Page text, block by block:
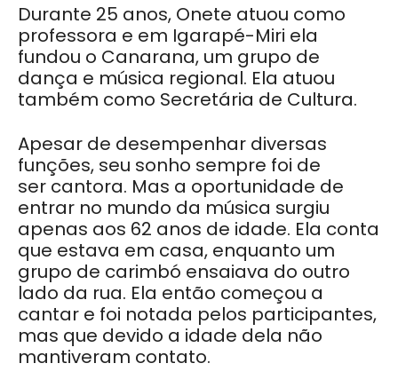
Durante 25 anos, Onete atuou como
professora e em Igarapé-Miri ela
fundou o Canarana, um grupo de
dança e música regional. Ela atuou
também como Secretária de Cultura.
Apesar de desempenhar diversas
funções, seu sonho sempre foi de
ser cantora. Mas a oportunidade de
entrar no mundo da música surgiu
apenas aos 62 anos de idade. Ela conta
que estava em casa, enquanto um
grupo de carimbó ensaiava do outro
lado da rua. Ela então começou a
cantar e foi notada pelos participantes,
mas que devido a idade dela não
mantiveram contato.